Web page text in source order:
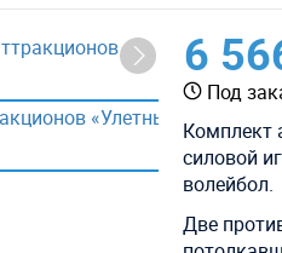
6
Под
Комплект
силовой
волейбол.
Две